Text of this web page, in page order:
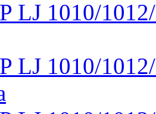
LJ 1010/
LJ 1010/